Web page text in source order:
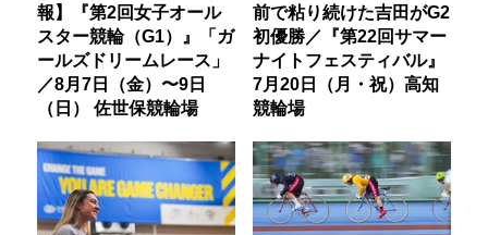
報】『第2回女子オール
スター競輪（G1）』「ガ
ールズドリームレース」
／8月7日（金）〜9日
（日） 佐世保競輪場
前で粘り続けた吉田がG2
初優勝／『第22回サマー
ナイトフェスティバル』
7月20日（月・祝）高知
競輪場